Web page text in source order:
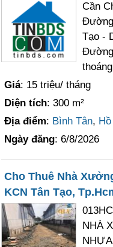
Cần
Tạo -
Giá: 15 triệu/ tháng
Diện tích: 300 m²
Địa điểm: Bình Tân,
Ngày đăng: 6/8/2026
Cho Thuê Nhà
KCN Tân Tạo,
NHÀ